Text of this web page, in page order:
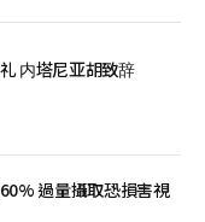
内塔尼亚胡致辞
過量攝取恐損害視